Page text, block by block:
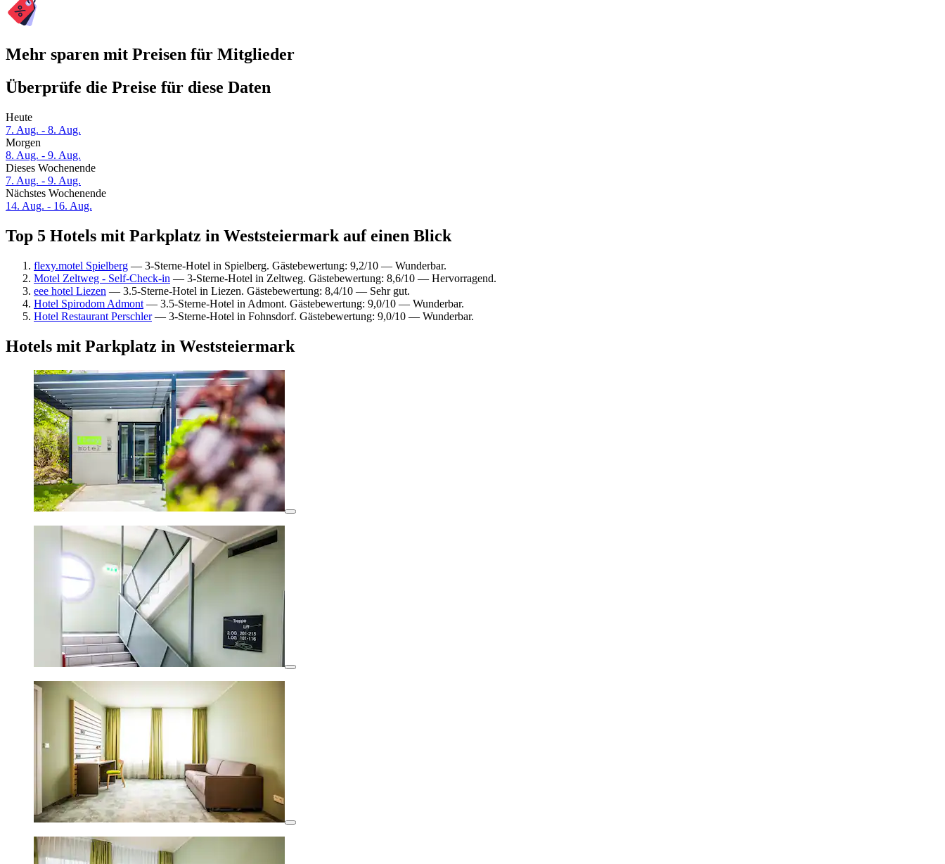
Mehr sparen mit Preisen für Mitglieder
Überprüfe die Preise für diese Daten
Heute
7. Aug. - 8. Aug.
Morgen
8. Aug. - 9. Aug.
Dieses Wochenende
7. Aug. - 9. Aug.
Nächstes Wochenende
14. Aug. - 16. Aug.
Top 5 Hotels mit Parkplatz in Weststeiermark auf einen Blick
flexy.motel Spielberg — 3-Sterne-Hotel in Spielberg. Gästebewertung: 9,2/10 — Wunderbar.
Motel Zeltweg - Self-Check-in — 3-Sterne-Hotel in Zeltweg. Gästebewertung: 8,6/10 — Hervorragend.
eee hotel Liezen — 3.5-Sterne-Hotel in Liezen. Gästebewertung: 8,4/10 — Sehr gut.
Hotel Spirodom Admont — 3.5-Sterne-Hotel in Admont. Gästebewertung: 9,0/10 — Wunderbar.
Hotel Restaurant Perschler— 3-Sterne-Hotel in Fohnsdorf. Gästebewertung: 9,0/10 — Wunderbar.
Hotels mit Parkplatz in Weststeiermark